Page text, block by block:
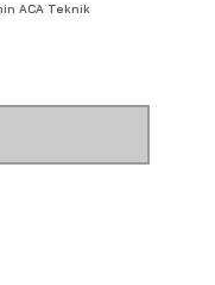
ACA Teknik